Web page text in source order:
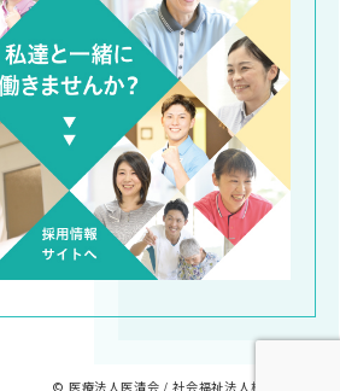
© 医療法人医清会 / 社会福祉法人桃山福祉会